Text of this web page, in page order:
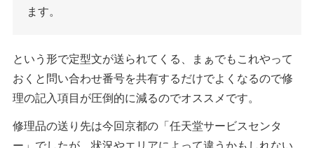
ます。
という形で定型文が送られてくる、まぁでもこれやって
おくと問い合わせ番号を共有するだけでよくなるので修
理の記入項目が圧倒的に減るのでオススメです。
修理品の送り先は今回京都の「任天堂サービスセンタ
ー」でしたが、状況やエリアによって違うかもしれない